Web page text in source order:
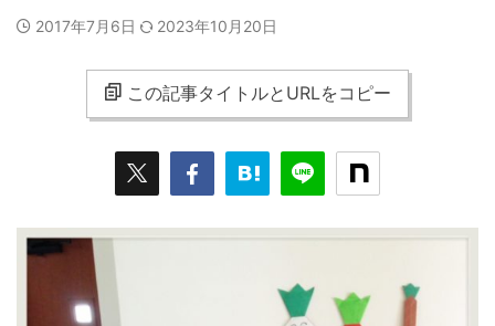
2017年7月6日 2023年10月20日
この記事タイトルとURLをコピー